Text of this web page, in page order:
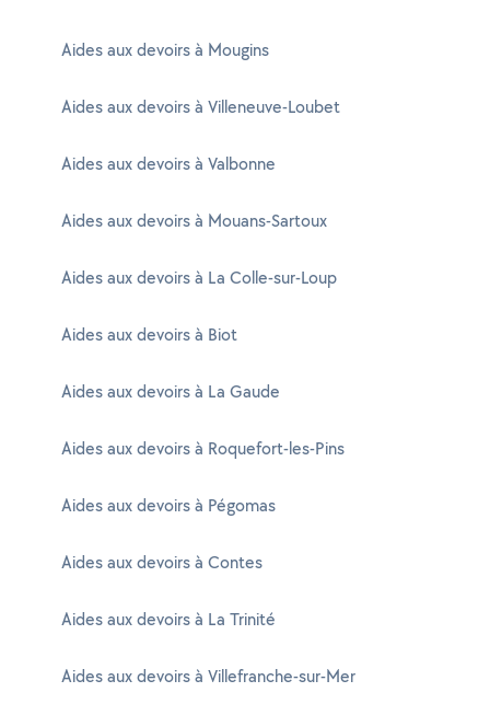
Aides aux devoirs à Mougins
Aides aux devoirs à Villeneuve-Loubet
Aides aux devoirs à Valbonne
Aides aux devoirs à Mouans-Sartoux
Aides aux devoirs à La Colle-sur-Loup
Aides aux devoirs à Biot
Aides aux devoirs à La Gaude
Aides aux devoirs à Roquefort-les-Pins
Aides aux devoirs à Pégomas
Aides aux devoirs à Contes
Aides aux devoirs à La Trinité
Aides aux devoirs à Villefranche-sur-Mer